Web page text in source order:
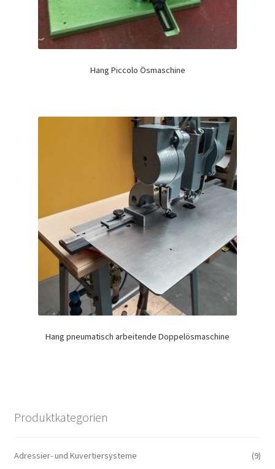
Hang Piccolo Ösmaschine
Hang pneumatisch arbeitende Doppelösmaschine
Produktkategorien
Adressier- und Kuvertiersysteme
(9)